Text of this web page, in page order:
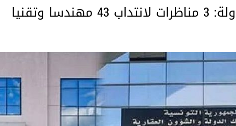
وزارة أملاك الدولة: 3 مناظرات لانتداب 43 مهندسا وتقنيا